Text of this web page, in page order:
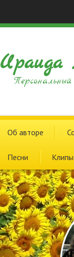
Ираида
Об авторе
Песни Клипы